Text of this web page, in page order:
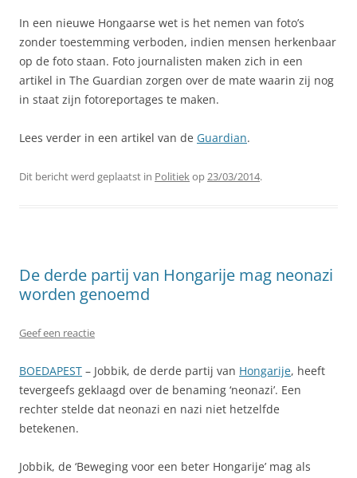
In een nieuwe Hongaarse wet is het nemen van foto’s
zonder toestemming verboden, indien mensen herkenbaar
op de foto staan. Foto journalisten maken zich in een
artikel in The Guardian zorgen over de mate waarin zij nog
in staat zijn fotoreportages te maken.
Lees verder in een artikel van de Guardian.
Dit bericht werd geplaatst in Politiekop23/03/2014.
De derde partij van Hongarije mag neonazi
worden genoemd
Geef een reactie
BOEDAPEST – Jobbik, de derde partij van Hongarije, heeft
tevergeefs geklaagd over de benaming ‘neonazi’. Een
rechter stelde dat neonazi en nazi niet hetzelfde
betekenen.
Jobbik, de ‘Beweging voor een beter Hongarije’ mag als